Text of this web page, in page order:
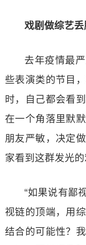
戏剧做综艺丢
去年疫情最
些表演类的节目
时，自己都会看
在一个角落里默
朋友严敏，决定
家看到这群发光的
“如果说有鄙
视链的顶端，用
结合的可能性？